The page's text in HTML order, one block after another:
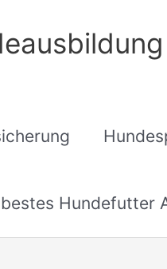
bestes Hundefutter